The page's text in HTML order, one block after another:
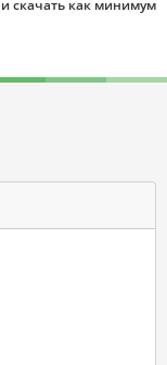
скачать как минимум